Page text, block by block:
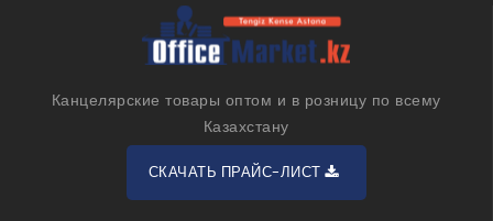
Канцелярские товары оптом и в розницу по всему
Казахстану
СКАЧАТЬ ПРАЙС-ЛИСТ